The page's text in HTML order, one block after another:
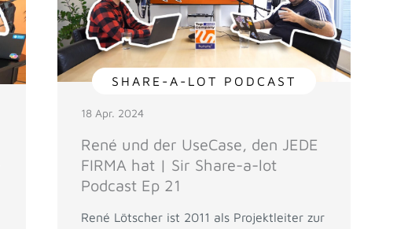
SHARE-A-LOT PODCAST
18 Apr. 2024
René und der UseCase, den JEDE
FIRMA hat | Sir Share-a-lot
Podcast Ep 21
René Lötscher ist 2011 als Projektleiter zur